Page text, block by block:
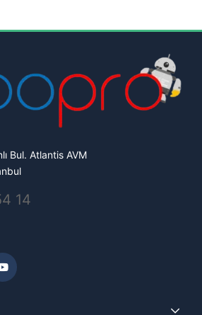
Bul. Atlantis AVM
14